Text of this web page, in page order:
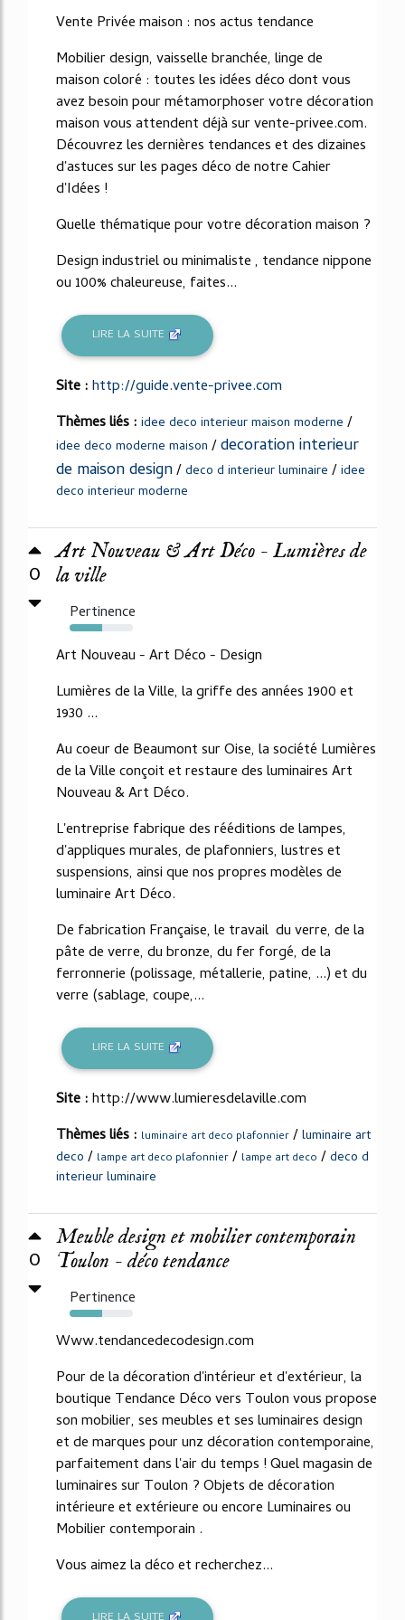
Vente Privée maison : nos actus tendance
Mobilier design, vaisselle branchée, linge de
maison coloré : toutes les idées déco dont vous
avez besoin pour métamorphoser votre décoration
maison vous attendent déjà sur vente-privee.com.
Découvrez les dernières tendances et des dizaines
d'astuces sur les pages déco de notre Cahier
d'Idées !
Quelle thématique pour votre décoration maison ?
Design industriel ou minimaliste , tendance nippone
ou 100% chaleureuse, faites...
LIRE LA SUITE
Site :http://guide.vente-privee.com
Thèmes liés : idee deco interieur maison moderne /
idee deco moderne maison /decoration interieur
de maison design/deco d interieur luminaire /idee
deco interieur moderne
0
Art Nouveau & Art Déco - Lumières de
la ville
Pertinence
52%
Art Nouveau - Art Déco - Design
Lumières de la Ville, la griffe des années 1900 et
1930 ...
Au coeur de Beaumont sur Oise, la société Lumières
de la Ville conçoit et restaure des luminaires Art
Nouveau & Art Déco.
L'entreprise fabrique des rééditions de lampes,
d'appliques murales, de plafonniers, lustres et
suspensions, ainsi que nos propres modèles de
luminaire Art Déco.
De fabrication Française, le travail du verre, de la
pâte de verre, du bronze, du fer forgé, de la
ferronnerie (polissage, métallerie, patine, ...) et du
verre (sablage, coupe,...
LIRE LA SUITE
Site :http://www.lumieresdelaville.com
Thèmes liés : luminaire art deco plafonnier /luminaire art
deco / lampe art deco plafonnier / lampe art deco /deco d
interieur luminaire
0
Meuble design et mobilier contemporain
Toulon - déco tendance
Pertinence
52%
Www.tendancedecodesign.com
Pour de la décoration d'intérieur et d'extérieur, la
boutique Tendance Déco vers Toulon vous propose
son mobilier, ses meubles et ses luminaires design
et de marques pour unz décoration contemporaine,
parfaitement dans l'air du temps ! Quel magasin de
luminaires sur Toulon ? Objets de décoration
intérieure et extérieure ou encore Luminaires ou
Mobilier contemporain .
Vous aimez la déco et recherchez...